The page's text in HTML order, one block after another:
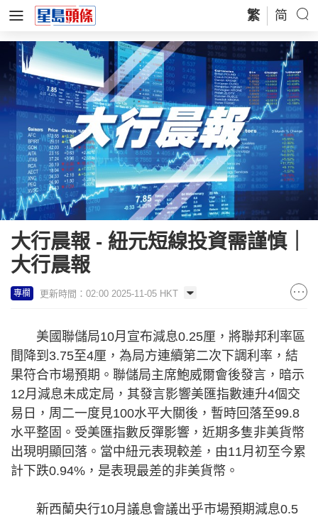
繁 简
大行晨報 - 紐元短線投資需謹慎｜
大行晨報
專欄 更新時間：02:00 2025-11-05 HKT
美國聯儲局10月宣布減息0.25厘，將聯邦利率區
間降到3.75至4厘，為局方連續第二次下調利率，結
果符合市場預期。聯儲局主席鮑威爾會後發言，暗示
12月減息未成定局，其發言影響美匯指數連升4個交
易日，周二一度見100水平大關後，暫時回落至99.8
水平整固。受美匯指數反彈影響，近期多隻非美貨幣
出現明顯回落。當中紐元表現較差，由11月初至今累
計下跌0.94%，是表現最差的非美貨幣。
新西蘭央行10月議息會議出乎市場預期減息0.5